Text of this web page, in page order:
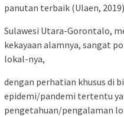
panutan terbaik (Ulaen,
Sulawesi Utara-Gorontalo,
kekayaan alamnya, sangat
lokal-nya,
dengan perhatian khusus di
epidemi/pandemi tertentu
pengetahuan/pengalaman